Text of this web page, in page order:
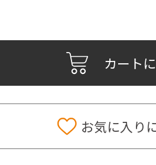
カート
お気に入り